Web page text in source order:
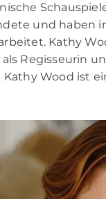
und haben
Kathy
Regisseurin
Kathy Wood ist